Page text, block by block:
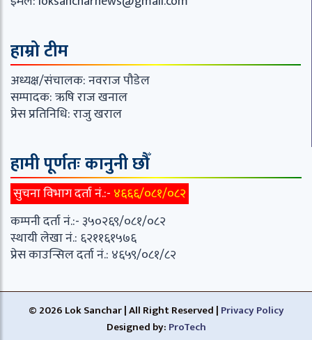
हाम्रो टीम
अध्यक्ष/संचालक: नवराज पौडेल
सम्पादक: ऋषि राज खनाल
प्रेस प्रतिनिधि: राजु खराल
हामी पूर्णतः कानुनी छौँ
सुचना विभाग दर्ता नं.:- ४६६६/०८१/०८२
कम्पनी दर्ता नं.:- ३५०२६९/०८१/०८२
स्थायी लेखा नं.: ६२११६१५७६
प्रेस काउन्सिल दर्ता नं.: ४६५९/०८१/८२
© 2026 Lok Sanchar | All Right Reserved | Privacy Policy
Designed by: ProTech